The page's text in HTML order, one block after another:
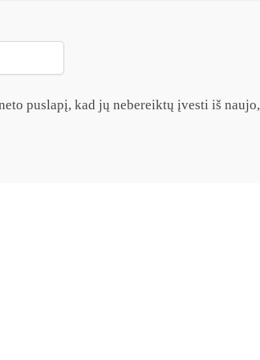
puslapį, kad jų nebereiktų įvesti iš